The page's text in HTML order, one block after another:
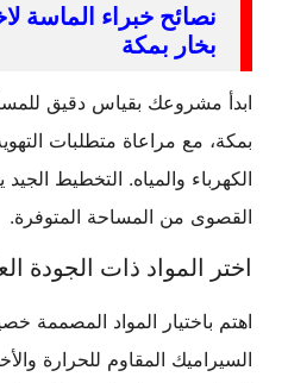
نصائح خبراء الماسة
بخار بمكة
ابدأ مشروعك بقياس دقيق
بمكة، مع مراعاة متطلبات
الكهرباء والمياه. التخطيط
القصوى من المساحة المتوفرة.
اختر المواد ذات الجودة
اهتم باختيار المواد المصممة
السيراميك المقاوم للحرارة